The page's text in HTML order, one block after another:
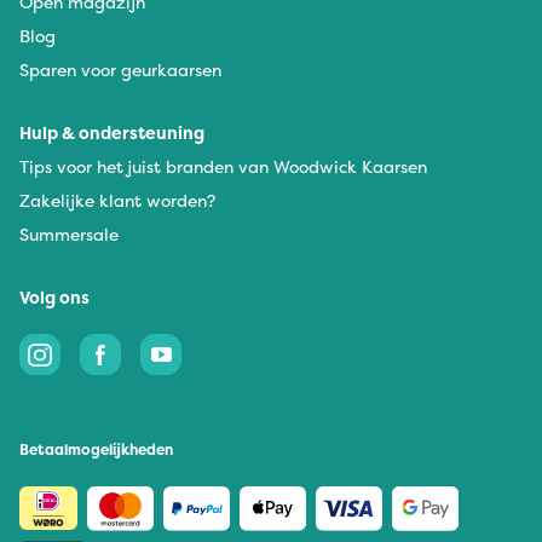
Blog
Sparen voor geurkaarsen
Hulp & ondersteuning
Tips voor het juist branden van Woodwick Kaarsen
Zakelijke klant worden?
Summersale
Volg ons
Betaalmogelijkheden